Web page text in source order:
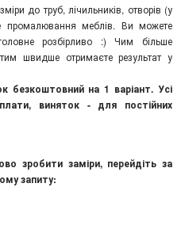
до труб, лічильників, отворів (у
промалювання меблів. Ви можете
розбірливо :) Чим більше
швидше отримаєте результат у
безкоштовний на 1 варіант. Усі
виняток - для постійних
зробити заміри, перейдіть за
запиту: